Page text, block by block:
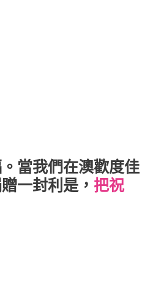
當我們在澳歡度佳
一封利是， 把祝